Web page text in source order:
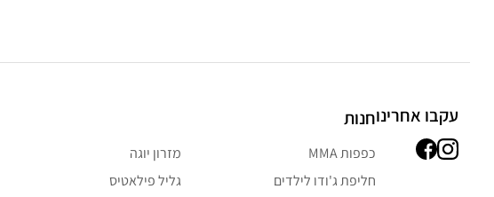
עקבו אחרינוחנות
כפפות MMA
חליפת ג'ודו לילדים
מזרון יוגה
גליל פילאטיס